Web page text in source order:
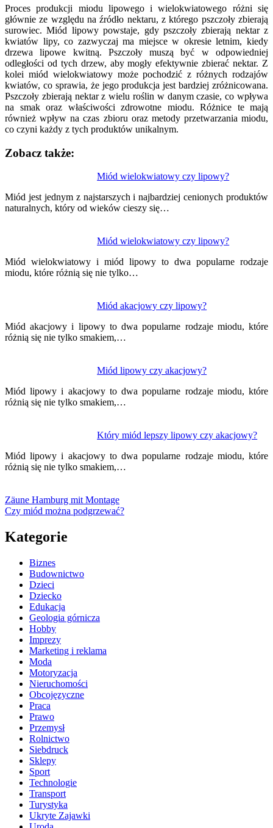
Proces produkcji miodu lipowego i wielokwiatowego różni się
głównie ze względu na źródło nektaru, z którego pszczoły zbierają
surowiec. Miód lipowy powstaje, gdy pszczoły zbierają nektar z
kwiatów lipy, co zazwyczaj ma miejsce w okresie letnim, kiedy
drzewa lipowe kwitną. Pszczoły muszą być w odpowiedniej
odległości od tych drzew, aby mogły efektywnie zbierać nektar. Z
kolei miód wielokwiatowy może pochodzić z różnych rodzajów
kwiatów, co sprawia, że jego produkcja jest bardziej zróżnicowana.
Pszczoły zbierają nektar z wielu roślin w danym czasie, co wpływa
na smak oraz właściwości zdrowotne miodu. Różnice te mają
również wpływ na czas zbioru oraz metody przetwarzania miodu,
co czyni każdy z tych produktów unikalnym.
Zobacz także:
Miód wielokwiatowy czy lipowy?
Miód jest jednym z najstarszych i najbardziej cenionych produktów
naturalnych, który od wieków cieszy się…
Miód wielokwiatowy czy lipowy?
Miód wielokwiatowy i miód lipowy to dwa popularne rodzaje
miodu, które różnią się nie tylko…
Miód akacjowy czy lipowy?
Miód akacjowy i lipowy to dwa popularne rodzaje miodu, które
różnią się nie tylko smakiem,…
Miód lipowy czy akacjowy?
Miód lipowy i akacjowy to dwa popularne rodzaje miodu, które
różnią się nie tylko smakiem,…
Który miód lepszy lipowy czy akacjowy?
Miód lipowy i akacjowy to dwa popularne rodzaje miodu, które
różnią się nie tylko smakiem,…
wpisu
Zäune Hamburg mit Montage
Czy miód można podgrzewać?
Kategorie
Biznes
Budownictwo
Dzieci
Dziecko
Edukacja
Geologia górnicza
Hobby
Imprezy
Marketing i reklama
Moda
Motoryzacja
Nieruchomości
Obcojęzyczne
Praca
Prawo
Przemysł
Rolnictwo
Siebdruck
Sklepy
Sport
Technologie
Transport
Turystyka
Ukryte Zajawki